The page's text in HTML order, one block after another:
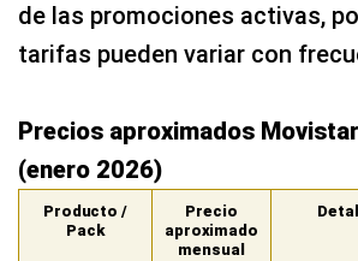
de las promociones activas,
tarifas pueden variar con
Precios aproximados
(enero 2026)
Producto /
Pack
Precio
aproximado
mensual